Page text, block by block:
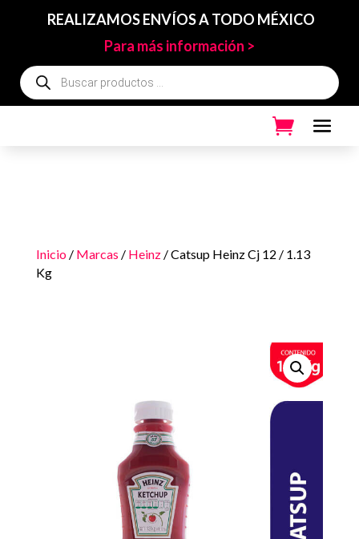
REALIZAMOS ENVÍOS A TODO MÉXICO
Para más información >
Búsqueda
de
productos
Inicio/ Marcas / Heinz/ Catsup Heinz Cj 12 / 1.13
Kg